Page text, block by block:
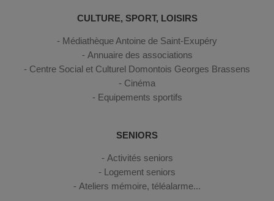
CULTURE, SPORT, LOISIRS
Médiathèque Antoine de Saint-Exupéry
Annuaire des associations
Centre Social et Culturel Domontois Georges Brassens
Cinéma
Equipements sportifs
SENIORS
Activités seniors
Logement seniors
Ateliers mémoire, téléalarme...